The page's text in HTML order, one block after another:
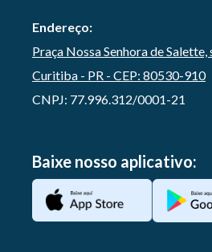
Endereço:
Praça Nossa Senhora de
Curitiba - PR - CEP: 80530-910
CNPJ: 77.996.312/0001-21
Baixe nosso aplicativo: